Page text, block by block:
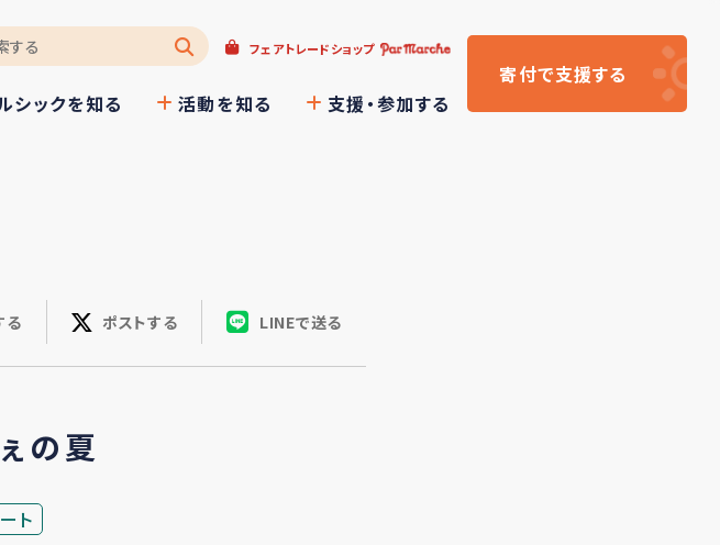
フェアトレードショップ
シックを知る 活動を知る 支援・参加する
寄付で支援する
る ポストする LINEで送る
の夏
ト